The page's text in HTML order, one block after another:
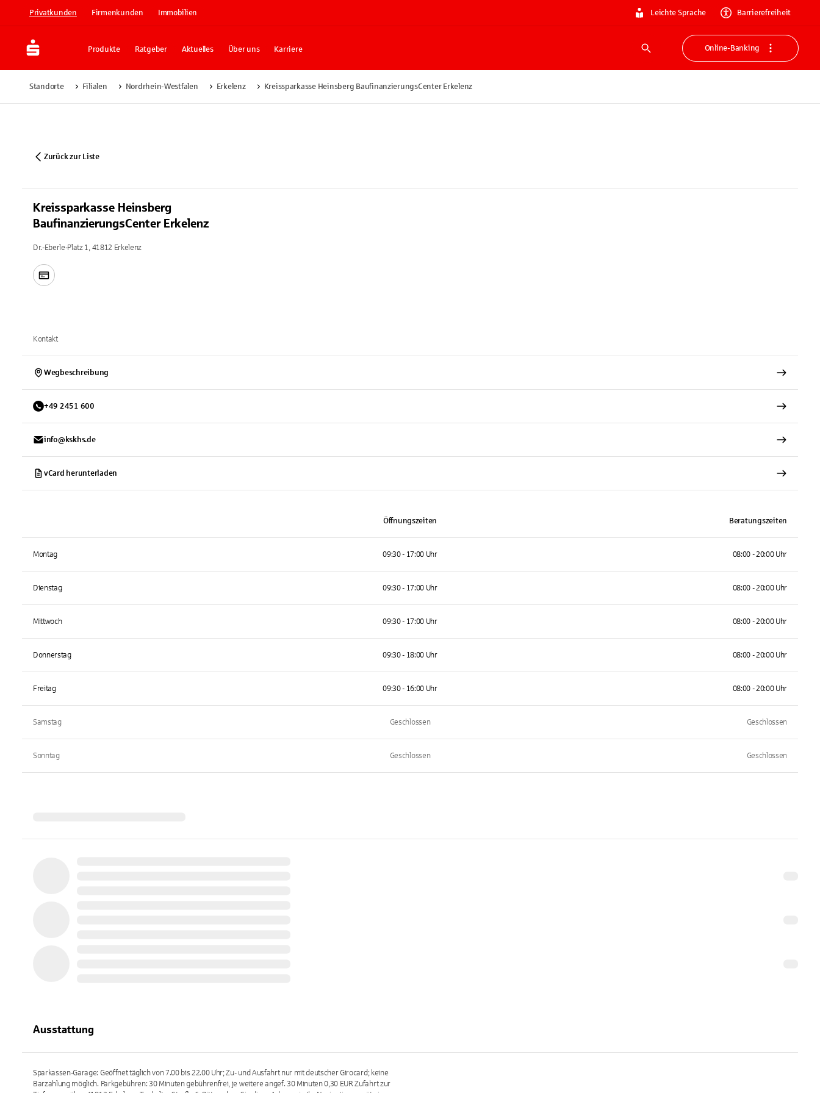
Privatkunden Firmenkunden Immobilien Leichte Sprache Barrierefreiheit
Produkte Ratgeber Aktuelles Über uns Karriere
Suche
Online-Banking
Standorte Filialen Nordrhein-Westfalen Erkelenz Kreissparkasse Heinsberg BaufinanzierungsCenter Erkelenz
Zurück zur Liste
Kreissparkasse Heinsberg
BaufinanzierungsCenter Erkelenz
Dr.-Eberle-Platz 1, 41812 Erkelenz
Kontakt
Wegbeschreibung
+49 2451 600
info@kskhs.de
vCard herunterladen
Öffnungszeiten Beratungszeiten
Montag 09:30 - 17:00 Uhr 08:00 - 20:00 Uhr
Dienstag 09:30 - 17:00 Uhr 08:00 - 20:00 Uhr
Mittwoch 09:30 - 17:00 Uhr 08:00 - 20:00 Uhr
Donnerstag 09:30 - 18:00 Uhr 08:00 - 20:00 Uhr
Freitag 09:30 - 16:00 Uhr 08:00 - 20:00 Uhr
Samstag Geschlossen Geschlossen
Sonntag Geschlossen Geschlossen
Ausstattung
Sparkassen-Garage: Geöffnet täglich von 7.00 bis 22.00 Uhr; Zu- und Ausfahrt nur mit deutscher Girocard; keine
Barzahlung möglich. Parkgebühren: 30 Minuten gebührenfrei, je weitere angef. 30 Minuten 0,30 EUR Zufahrt zur